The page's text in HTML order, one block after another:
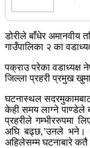
डोरीले बाँधेर अमानवीय
गाउँपालिका २ का
पक्राउ परेका वडाध्यक्ष
जिल्ला प्रहरी प्रमुख
घटनास्थल
केही समय लाग्ने पाण्डेले
प्रहरीले गम्भीररुपमा
अघि बढ्छ,’उनले भने।
अहिलेसम्म घटनाबारे कतै